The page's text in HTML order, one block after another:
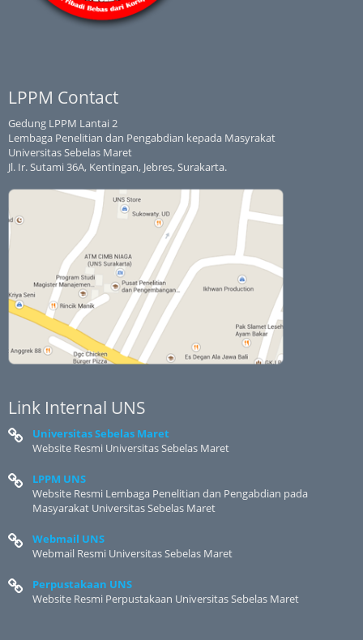
LPPM Contact
Gedung LPPM Lantai 2
Lembaga Penelitian dan Pengabdian kepada Masyrakat
Universitas Sebelas Maret
Jl. Ir. Sutami 36A, Kentingan, Jebres, Surakarta.
Link Internal UNS
Universitas Sebelas Maret
Website Resmi Universitas Sebelas Maret
LPPM UNS
Website Resmi Lembaga Penelitian dan Pengabdian pada
Masyarakat Universitas Sebelas Maret
Webmail UNS
Webmail Resmi Universitas Sebelas Maret
Perpustakaan UNS
Website Resmi Perpustakaan Universitas Sebelas Maret